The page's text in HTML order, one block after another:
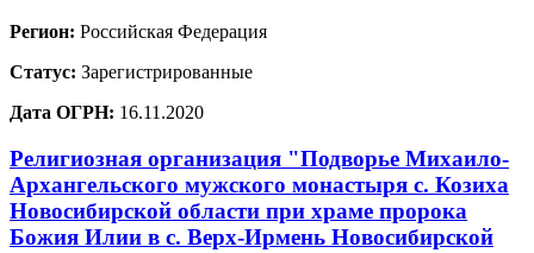
Регион: Российская Федерация
Статус: Зарегистрированные
Дата ОГРН: 16.11.2020
Религиозная организация "Подворье Михаило-
Архангельского мужского монастыря с. Козиха
Новосибирской области при храме пророка
Божия Илии в с. Верх-Ирмень Новосибирской